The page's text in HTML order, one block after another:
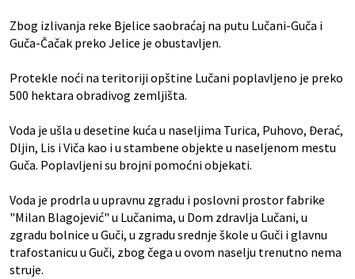
Zbog izlivanja reke Bjelice saobraćaj na putu Lučani-Guča i
Guča-Čačak preko Jelice je obustavljen.
Protekle noći na teritoriji opštine Lučani poplavljeno je preko
500 hektara obradivog zemljišta.
Voda je ušla u desetine kuća u naseljima Turica, Puhovo, Đerać,
Dljin, Lis i Viča kao i u stambene objekte u naseljenom mestu
Guča. Poplavljeni su brojni pomoćni objekati.
Voda je prodrla u upravnu zgradu i poslovni prostor fabrike
"Milan Blagojević" u Lučanima, u Dom zdravlja Lučani, u
zgradu bolnice u Guči, u zgradu srednje škole u Guči i glavnu
trafostanicu u Guči, zbog čega u ovom naselju trenutno nema
struje.